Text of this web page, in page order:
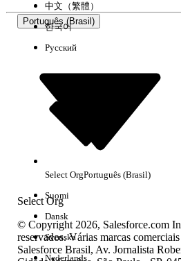
Sem
Português (Brasil)
Select Org
中文（繁體）
한국어
Русский
Select OrgPortuguês (Brasil)
Suomi
Dansk
Svenska
Nederlands
© Copyright 2026, Salesforce.com
reservados. Várias marcas
Salesforce Brasil, Av. Jornalista